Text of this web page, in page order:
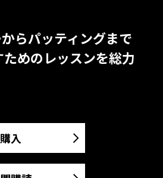
らパッティングまで
めのレッスンを総力
購入